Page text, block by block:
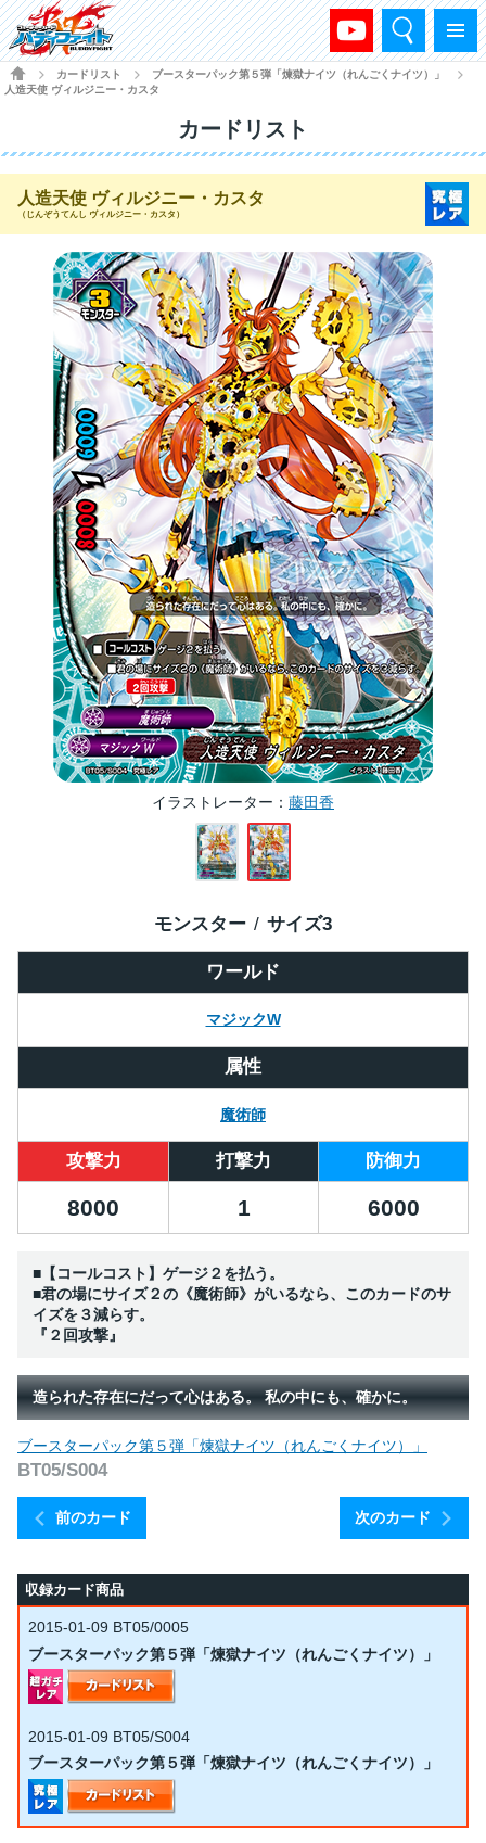
メニュー
検索
HOME
カードリスト ブースターパック第５弾「煉獄ナイツ（れんごくナイツ）」
人造天使 ヴィルジニー・カスタ
カードリスト
人造天使 ヴィルジニー・カスタ
（じんぞうてんし ヴィルジニー・カスタ）
イラストレーター 藤田香
ワールド
マジックW
モンスター サイズ3
属性
魔術師
攻撃力 打撃力 防御力
8000 1 6000
■【コールコスト】ゲージ２を払う。
■君の場にサイズ２の《魔術師》がいるなら、このカードのサ
イズを３減らす。
『２回攻撃』
造られた存在にだって心はある。 私の中にも、確かに。
前のカード
ブースターパック第５弾「煉獄ナイツ（れんごくナイツ）」
BT05/S004
次のカード
収録カード商品
2015-01-09 BT05/0005
ブースターパック第５弾「煉獄ナイツ（れんごくナイツ）」
2015-01-09 BT05/S004
ブースターパック第５弾「煉獄ナイツ（れんごくナイツ）」